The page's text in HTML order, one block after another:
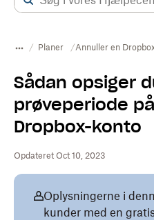
Planer Annuller en
Sådan opsiger
prøveperiode
Dropbox-konto
Opdateret Oct 10, 2023
Oplysningerne i
kunder med en